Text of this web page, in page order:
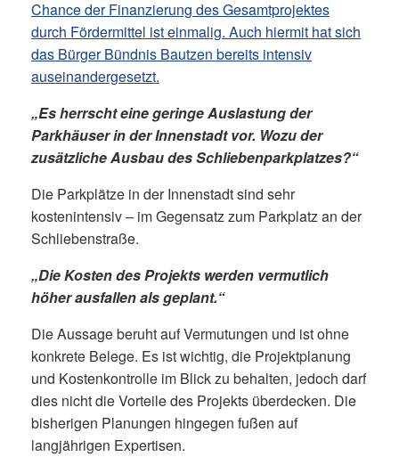
Chance der Finanzierung des Gesamtprojektes
durch Fördermittel ist einmalig. Auch hiermit hat sich
das Bürger Bündnis Bautzen bereits intensiv
auseinandergesetzt.
„Es herrscht eine geringe Auslastung der
Parkhäuser in der Innenstadt vor. Wozu der
zusätzliche Ausbau des Schliebenparkplatzes?“
Die Parkplätze in der Innenstadt sind sehr
kostenintensiv – im Gegensatz zum Parkplatz an der
Schliebenstraße.
„Die Kosten des Projekts werden vermutlich
höher ausfallen als geplant.“
Die Aussage beruht auf Vermutungen und ist ohne
konkrete Belege. Es ist wichtig, die Projektplanung
und Kostenkontrolle im Blick zu behalten, jedoch darf
dies nicht die Vorteile des Projekts überdecken. Die
bisherigen Planungen hingegen fußen auf
langjährigen Expertisen.